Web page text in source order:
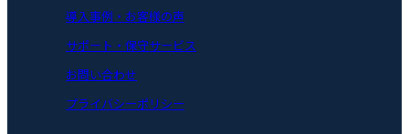
導入事例・お客様の声
サポート・保守サービス
お問い合わせ
プライバシーポリシー